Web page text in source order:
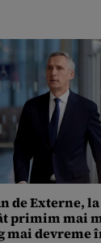
de Externe, la
primim mai
mai devreme